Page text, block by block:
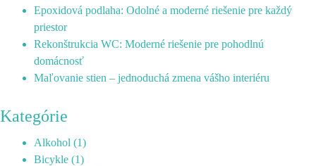
Epoxidová podlaha: Odolné a moderné riešenie pre každý
priestor
Rekonštrukcia WC: Moderné riešenie pre pohodlnú
domácnosť
Maľovanie stien – jednoduchá zmena vášho interiéru
Kategórie
Alkohol (1)
Bicykle (1)